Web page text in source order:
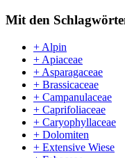
Mit den
+ Alpin
+ Apiaceae
+ Asparagaceae
+ Brassicaceae
+ Campanulaceae
+ Caprifoliaceae
+ Caryophyllaceae
+ Dolomiten
+ Extensive Wiese